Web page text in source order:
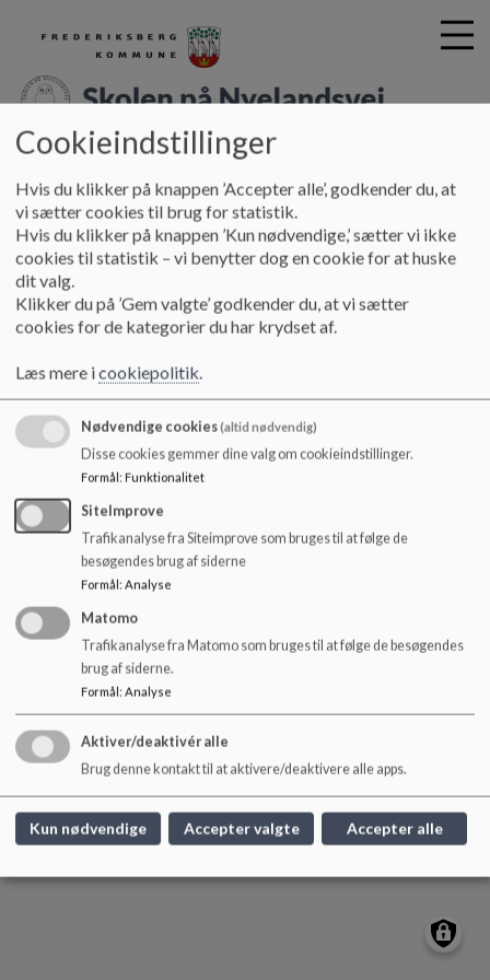
i
Skolen på Nyelandsvej
Forskning- og uddannelsesskole
Betydning for Skolen på
Nyelandsvej
Forældre
Forældre
Her er ikke noget tekst endnu
Skolen på Nyelandsvej
Nyelandsvej 23 og Lollandsvej 40, 2000 Frb.
skolennyelandsvej@frederiksberg.dk
+45 3821 0900
EAN NR.
Sitemap
Cookie politik
Cookieindstillinger
Hvis du klikker på knappen ’Accepter alle’, godkender du, at
vi sætter cookies til brug for statistik.
Hvis du klikker på knappen ’Kun nødvendige,’ sætter vi ikke
cookies til statistik – vi benytter dog en cookie for at huske
dit valg.
Klikker du på ’Gem valgte’ godkender du, at vi sætter
cookies for de kategorier du har krydset af.
Læs mere icookiepolitik.
Nødvendige cookies(altid nødvendig)
Disse cookies gemmer dine valg om cookieindstillinger.
Formål: Funktionalitet
SiteImprove
Trafikanalyse fra Siteimprove som bruges til at følge de
besøgendes brug af siderne
Formål: Analyse
Matomo
Trafikanalyse fra Matomo som bruges til at følge de besøgendes
brug af siderne.
Formål: Analyse
Aktiver/deaktivér alle
Brug denne kontakt til at aktivere/deaktivere alle apps.
Kun nødvendige Accepter valgte Accepter alle